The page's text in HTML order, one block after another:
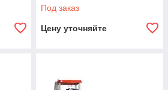
Под заказ
Цену уточняйте